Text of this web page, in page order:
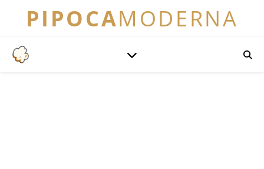
PIPOCAMODERNA